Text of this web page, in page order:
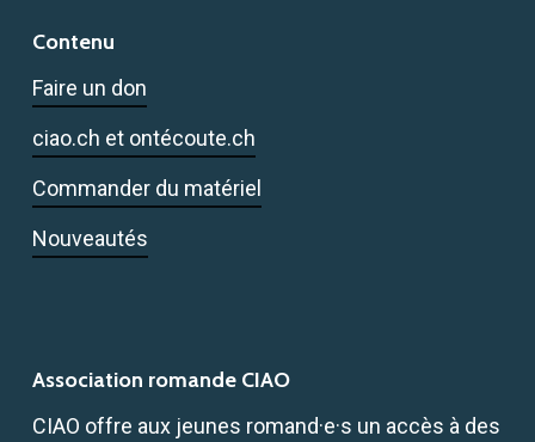
Association romande CIAO
CIAO offre aux jeunes romand·e·s un accès à des
Contenu
Faire un don
ciao.ch et ontécoute.ch
Commander du matériel
Nouveautés